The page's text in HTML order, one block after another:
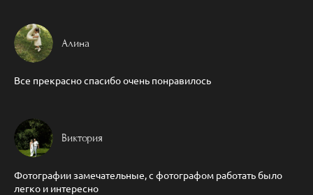
Алина
Все прекрасно спасибо очень понравилось
Виктория
Фотографии замечательные, с фотографом работать было
легко и интересно